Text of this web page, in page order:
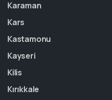
Karaman
Kars
Kastamonu
Kayseri
Kilis
Kırıkkale